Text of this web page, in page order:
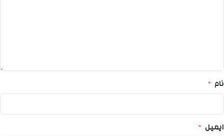
نام *
ایمیل *